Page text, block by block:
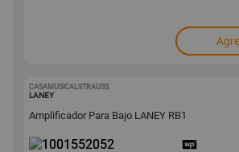
CASAMUSICALSTRAUSS
LANEY
Amplificador Para Bajo LANEY RB1